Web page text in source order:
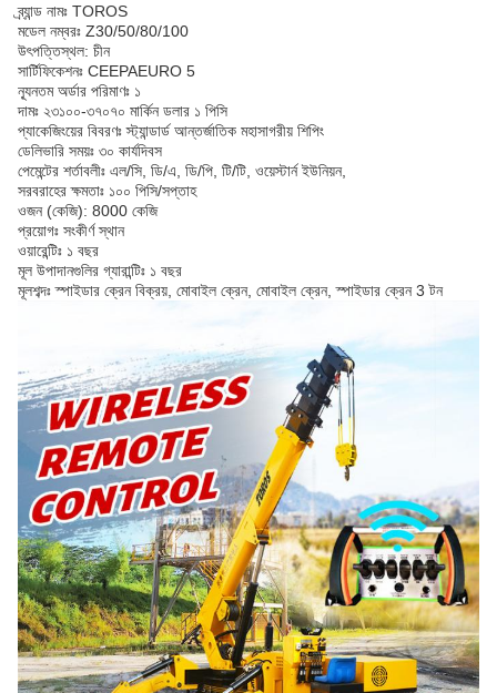
ব্র্যান্ড নামঃ TOROS
মডেল নম্বরঃ Z30/50/80/100
উৎপত্তিস্থল: চীন
সার্টিফিকেশনঃ CEEPAEURO 5
ন্যূনতম অর্ডার পরিমাণঃ ১
দামঃ ২৩১০০-৩৭০৭০ মার্কিন ডলার ১ পিসি
প্যাকেজিংয়ের বিবরণঃ স্ট্যান্ডার্ড আন্তর্জাতিক মহাসাগরীয় শিপিং
ডেলিভারি সময়ঃ ৩০ কার্যদিবস
পেমেন্টের শর্তাবলীঃ এল/সি, ডি/এ, ডি/পি, টি/টি, ওয়েস্টার্ন ইউনিয়ন,
সরবরাহের ক্ষমতাঃ ১০০ পিসি/সপ্তাহ
ওজন (কেজি): 8000 কেজি
প্রয়োগঃ সংকীর্ণ স্থান
ওয়ারেন্টিঃ ১ বছর
মূল উপাদানগুলির গ্যারান্টিঃ ১ বছর
মূলশব্দঃ স্পাইডার ক্রেন বিক্রয়, মোবাইল ক্রেন, মোবাইল ক্রেন, স্পাইডার ক্রেন 3 টন